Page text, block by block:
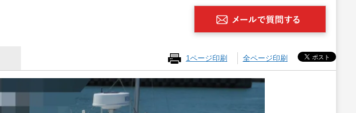
1ページ印刷 全ページ印刷